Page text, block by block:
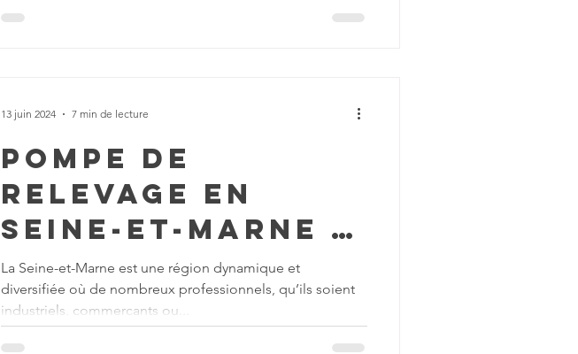
Pompe de
relevage en
Seine-et-Marne :
les solutions
sur mesure pour
les
La Seine-et-Marne est une région dynamique et
diversifiée où de nombreux professionnels, qu’ils soient
industriels, commerçants ou...
13 juin 2024 7 min de lecture